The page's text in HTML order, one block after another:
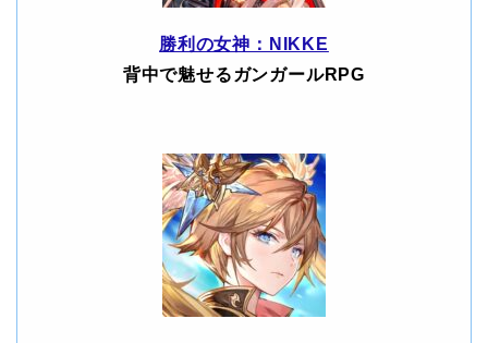
勝利の女神：NIKKE
背中で魅せるガンガールRPG